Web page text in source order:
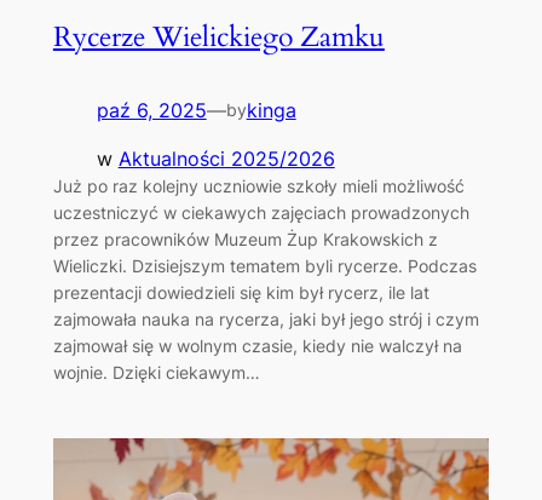
Rycerze Wielickiego Zamku
paź 6, 2025—bykinga
w Aktualności 2025/2026
Już po raz kolejny uczniowie szkoły mieli możliwość
uczestniczyć w ciekawych zajęciach prowadzonych
przez pracowników Muzeum Żup Krakowskich z
Wieliczki. Dzisiejszym tematem byli rycerze. Podczas
prezentacji dowiedzieli się kim był rycerz, ile lat
zajmowała nauka na rycerza, jaki był jego strój i czym
zajmował się w wolnym czasie, kiedy nie walczył na
wojnie. Dzięki ciekawym…